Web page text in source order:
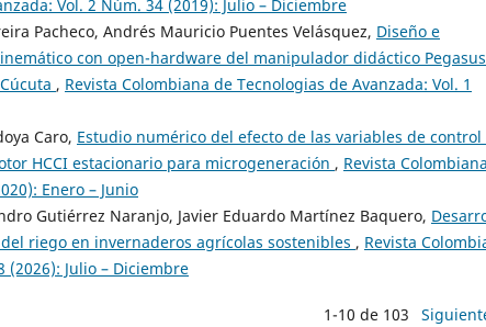
Vol. 2 Núm. 34 (2019): Julio – Diciembre
Pacheco, Andrés Mauricio Puentes Velásquez, Diseño e
con open-hardware del manipulador didáctico
, Revista Colombiana de Tecnologias de Avanzada: Vol. 1
Caro, Estudio numérico del efecto de las variables de control
HCCI estacionario para microgeneración , Revista
Enero – Junio
Gutiérrez Naranjo, Javier Eduardo Martínez Baquero,
riego en invernaderos agrícolas sostenibles , Revista
(2026): Julio – Diciembre
1-10 de 103